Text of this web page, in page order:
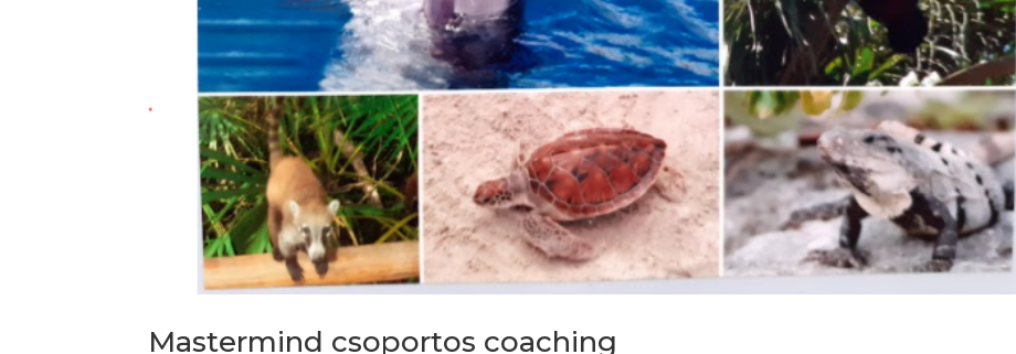
Mastermind csoportos coaching